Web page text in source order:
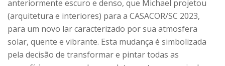
anteriormente escuro e denso, que Michael projetou
(arquitetura e interiores) para a CASACOR/SC 2023,
para um novo lar caracterizado por sua atmosfera
solar, quente e vibrante. Esta mudança é simbolizada
pela decisão de transformar e pintar todas as